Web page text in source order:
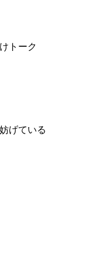
トーク
げている